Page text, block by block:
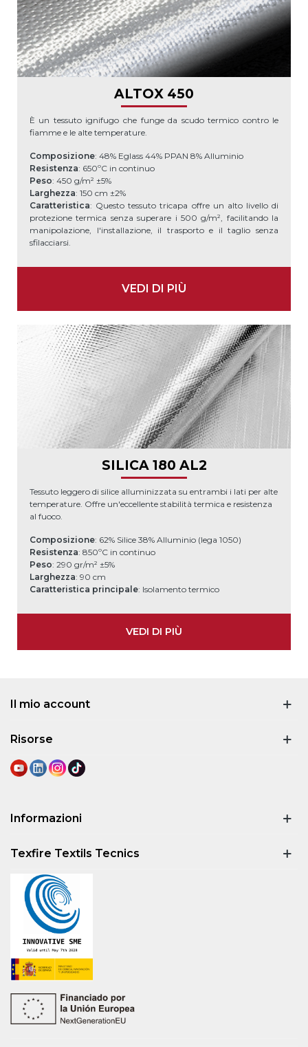
ALTOX 450
È un tessuto ignifugo che funge da scudo termico contro le
fiamme e le alte temperature.
Composizione: 48% Eglass 44% PPAN 8% Alluminio
Resistenza: 650ºC in continuo
Peso: 450 g/m² ±5%
Larghezza: 150 cm ±2%
Caratteristica: Questo tessuto tricapa offre un alto livello di
protezione termica senza superare i 500 g/m², facilitando la
manipolazione, l'installazione, il trasporto e il taglio senza
sfilacciarsi.
VEDI DI PIÙ
SILICA 180 AL2
Tessuto leggero di silice alluminizzata su entrambi i lati per alte
temperature. Offre un'eccellente stabilità termica e resistenza
al fuoco.
Composizione: 62% Silice 38% Alluminio (lega 1050)
Resistenza: 850ºC in continuo
Peso: 290 gr/m² ±5%
Larghezza: 90 cm
Caratteristica principale: Isolamento termico
VEDI DI PIÙ
Il mio account
Risorse
Informazioni
Texfire Textils Tecnics